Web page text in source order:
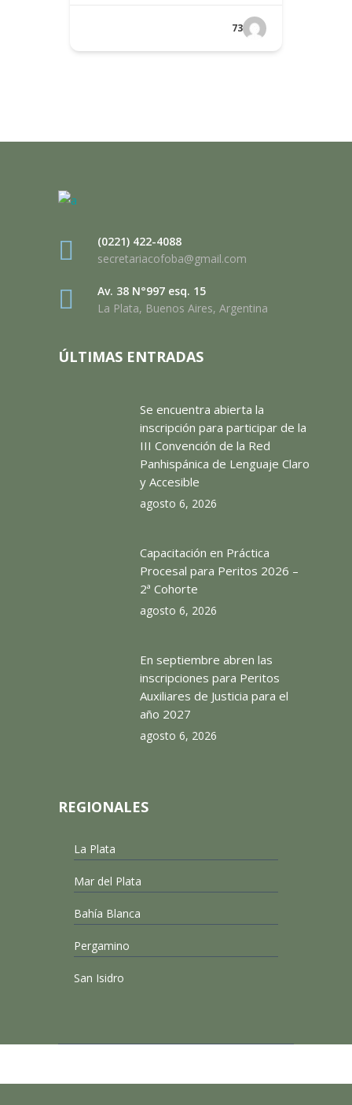
73
(0221) 422-4088
secretariacofoba@gmail.com
Av. 38 N°997 esq. 15
La Plata, Buenos Aires, Argentina
ÚLTIMAS ENTRADAS
Se encuentra abierta la
inscripción para participar de la
III Convención de la Red
Panhispánica de Lenguaje Claro
y Accesible
agosto 6, 2026
Capacitación en Práctica
Procesal para Peritos 2026 –
2ª Cohorte
agosto 6, 2026
En septiembre abren las
inscripciones para Peritos
Auxiliares de Justicia para el
año 2027
agosto 6, 2026
REGIONALES
La Plata
Mar del Plata
Bahía Blanca
Pergamino
San Isidro